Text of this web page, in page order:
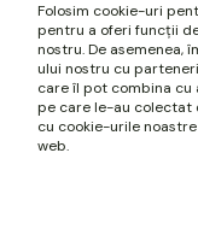
Folosim cookie-uri
pentru a oferi funcții
nostru. De
ului nostru cu
care îl pot combina
pe care le-au colectat
cu cookie-urile
web.